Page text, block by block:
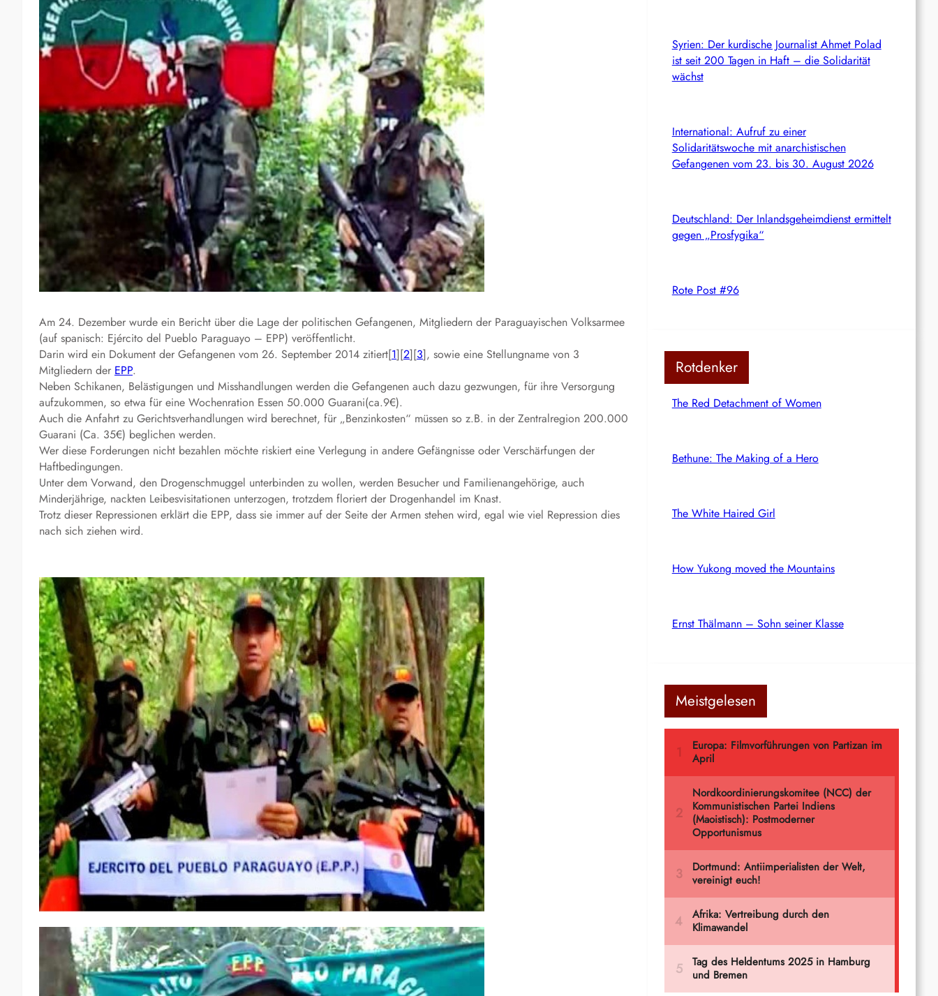
Am 24. Dezember wurde ein Bericht über die Lage der politischen Gefangenen, Mitgliedern der Paraguayischen Volksarmee
(auf spanisch: Ejército del Pueblo Paraguayo – EPP) veröffentlicht.
Darin wird ein Dokument der Gefangenen vom 26. September 2014 zitiert[1][2][3], sowie eine Stellungname von 3
Mitgliedern der EPP.
Neben Schikanen, Belästigungen und Misshandlungen werden die Gefangenen auch dazu gezwungen, für ihre Versorgung
aufzukommen, so etwa für eine Wochenration Essen 50.000 Guarani(ca.9€).
Auch die Anfahrt zu Gerichtsverhandlungen wird berechnet, für „Benzinkosten“ müssen so z.B. in der Zentralregion 200.000
Guarani (Ca. 35€) beglichen werden.
Wer diese Forderungen nicht bezahlen möchte riskiert eine Verlegung in andere Gefängnisse oder Verschärfungen der
Haftbedingungen.
Unter dem Vorwand, den Drogenschmuggel unterbinden zu wollen, werden Besucher und Familienangehörige, auch
Minderjährige, nackten Leibesvisitationen unterzogen, trotzdem floriert der Drogenhandel im Knast.
Trotz dieser Repressionen erklärt die EPP, dass sie immer auf der Seite der Armen stehen wird, egal wie viel Repression dies
nach sich ziehen wird.
Syrien: Der kurdische Journalist Ahmet Polad
ist seit 200 Tagen in Haft – die Solidarität
wächst
International: Aufruf zu einer
Solidaritätswoche mit anarchistischen
Gefangenen vom 23. bis 30. August 2026
Deutschland: Der Inlandsgeheimdienst ermittelt
gegen „Prosfygika“
Rote Post #96
Rotdenker
The Red Detachment of Women
Bethune: The Making of a Hero
The White Haired Girl
How Yukong moved the Mountains
Ernst Thälmann – Sohn seiner Klasse
Meistgelesen